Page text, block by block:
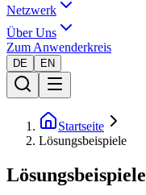
Netzwerk
Über Uns
Zum Anwenderkreis
DE EN
Startseite
Lösungsbeispiele
Lösungsbeispiele